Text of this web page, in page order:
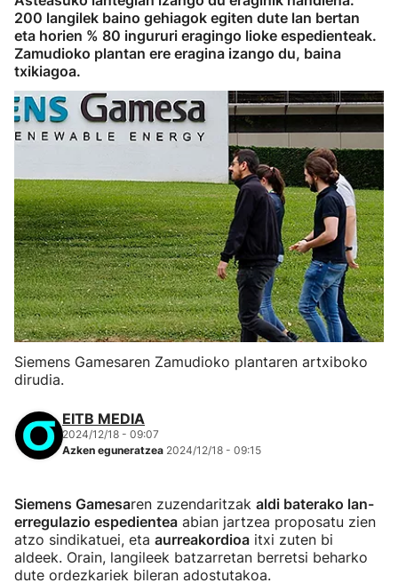
200 langilek baino gehiagok egiten dute lan bertan
eta horien % 80 ingururi eragingo lioke espedienteak.
Zamudioko plantan ere eragina izango du, baina
txikiagoa.
Siemens Gamesaren Zamudioko plantaren artxiboko
dirudia.
EITB MEDIA
2024/12/18 - 09:07
Azken eguneratzea 2024/12/18 - 09:15
Siemens Gamesaren zuzendaritzak aldi baterako lan-
erregulazio espedientea abian jartzea proposatu zien
atzo sindikatuei, eta aurreakordioa itxi zuten bi
aldeek. Orain, langileek batzarretan berretsi beharko
dute ordezkariek bileran adostutakoa.